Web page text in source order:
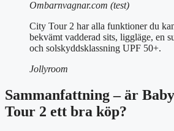
Ombarnvagnar.com (test)
City Tour 2 har alla funktioner du
bekvämt vadderad sits, liggläge, en
och solskyddsklassning UPF 50+.
Jollyroom
Sammanfattning – är
Tour 2 ett bra köp?